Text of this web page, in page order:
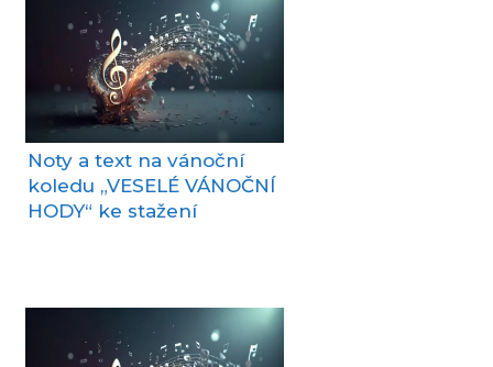
Noty a text na vánoční
koledu „VESELÉ VÁNOČNÍ
HODY“ ke stažení